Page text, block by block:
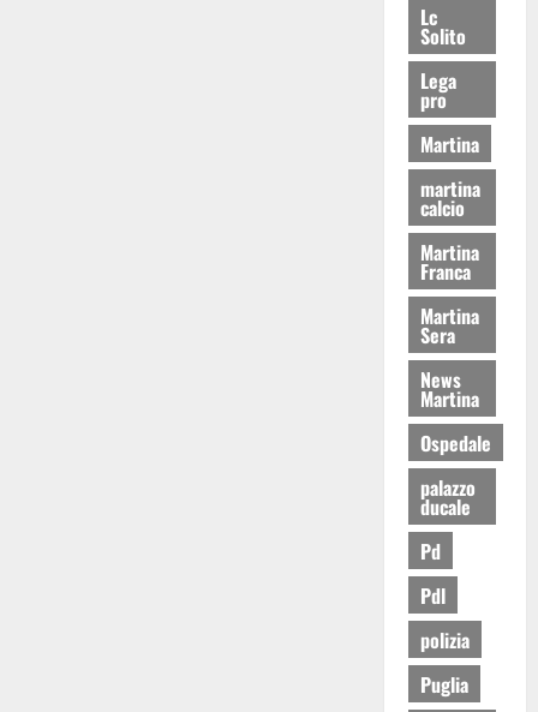
Lc
Solito
Lega
pro
Martina
martina
calcio
Martina
Franca
Martina
Sera
News
Martina
Ospedale
palazzo
ducale
Pd
Pdl
polizia
Puglia